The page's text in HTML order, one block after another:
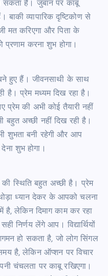
सकता है। जुबान पर काबू
बाकी व्यापारिक दृष्टिकोण से
मत करिएगा और पिता के
प्रणाम करना शुभ होगा।
हुए हैं। जीवनसाथी के साथ
है। प्रेम मध्यम दिख रहा है।
की अभी कोई तैयारी नहीं
अच्छी नहीं दिख रही है।
शुभता बनी रहेगी और आप
शुभ होगा।
की स्थिति बहुत अच्छी है। प्रेम
ध्यान देकर के आपको चलना
है, लेकिन दिमाग काम कर रहा
निर्णय लेंगे आप। विद्यार्थियों
हो सकता है, जो लोग सिंगल
है, लेकिन ऑप्शन पर विचार
चंचलता पर काबू रखिएगा।